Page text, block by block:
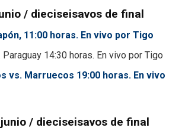
/ dieciseisavos de final
11:00 horas. En vivo por Tigo
14:30 horas. En vivo por Tigo
vs. Marruecos 19:00 horas. En vivo
/ dieciseisavos de final